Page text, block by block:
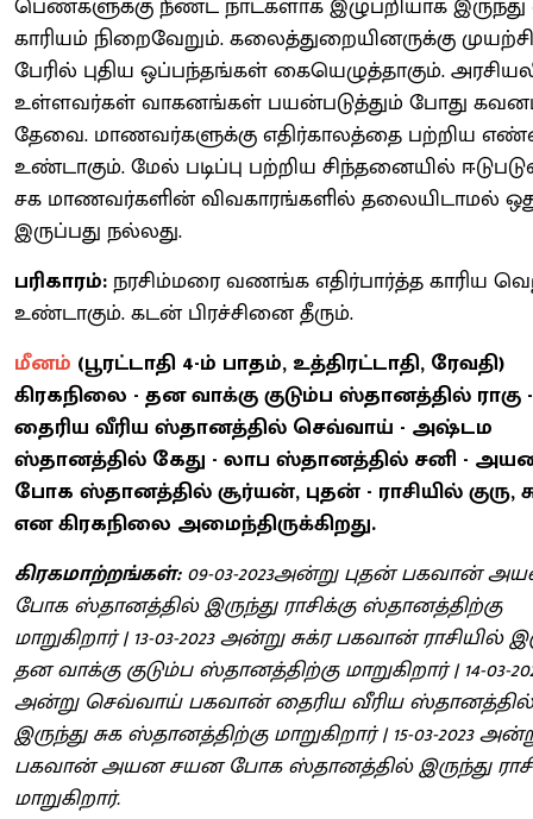
பெண்களுக்கு நீண்ட நாட்களாக இழுபறியாக
காரியம் நிறைவேறும். கலைத்துறையினருக்கு
பேரில் புதிய ஒப்பந்தங்கள் கையெழுத்தாகும்.
உள்ளவர்கள் வாகனங்கள் பயன்படுத்தும் போது
தேவை. மாணவர்களுக்கு எதிர்காலத்தை பற்றிய
உண்டாகும். மேல் படிப்பு பற்றிய சிந்தனையில்
சக மாணவர்களின் விவகாரங்களில் தலையிடாமல்
இருப்பது நல்லது.
பரிகாரம்:நரசிம்மரை வணங்க எதிர்பார்த்த காரிய
உண்டாகும். கடன் பிரச்சினை தீரும்.
மீனம் (பூரட்டாதி 4-ம் பாதம், உத்திரட்டாதி, ரேவதி)
கிரகநிலை - தன வாக்கு குடும்ப ஸ்தானத்தில் ராகு -
தைரிய வீரிய ஸ்தானத்தில் செவ்வாய் - அஷ்டம
ஸ்தானத்தில் கேது - லாப ஸ்தானத்தில் சனி -
போக ஸ்தானத்தில் சூர்யன், புதன் - ராசியில் குரு,
என கிரகநிலை அமைந்திருக்கிறது.
கிரகமாற்றங்கள்:09-03-2023அன்று புதன் பகவான்
போக ஸ்தானத்தில் இருந்து ராசிக்கு ஸ்தானத்திற்கு
மாறுகிறார் | 13-03-2023 அன்று சுக்ர பகவான் ராசியில்
தன வாக்கு குடும்ப ஸ்தானத்திற்கு மாறுகிறார் | 14-03-
அன்று செவ்வாய் பகவான் தைரிய வீரிய ஸ்தானத்தில்
இருந்து சுக ஸ்தானத்திற்கு மாறுகிறார் | 15-03-2023
பகவான் அயன சயன போக ஸ்தானத்தில் இருந்து
மாறுகிறார்.